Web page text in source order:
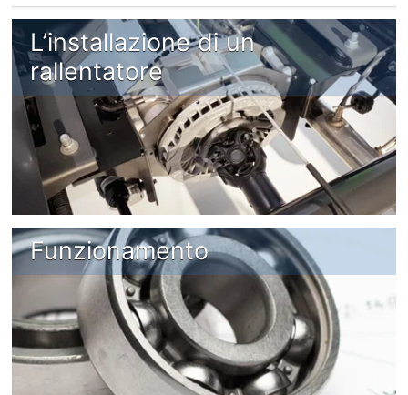
L’installazione di un
rallentatore
Funzionamento